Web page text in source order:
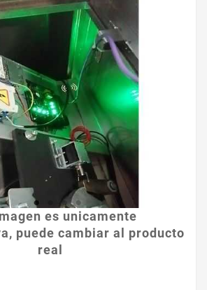
es unicamente
puede cambiar al producto
real